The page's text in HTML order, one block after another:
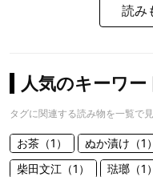
読み
人気のキーワー
タグに関連する読み物を一覧で
お茶（1） ぬか漬け（1）
柴田文江（1）
琺瑯（1）